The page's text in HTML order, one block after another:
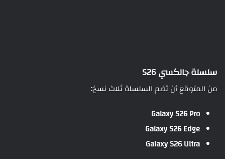
سلسلة جالكسي S26
من المتوقع أن تضم السلسلة ثلاث نسخ:
Galaxy S26 Pro
Galaxy S26 Edge
Galaxy S26 Ultra